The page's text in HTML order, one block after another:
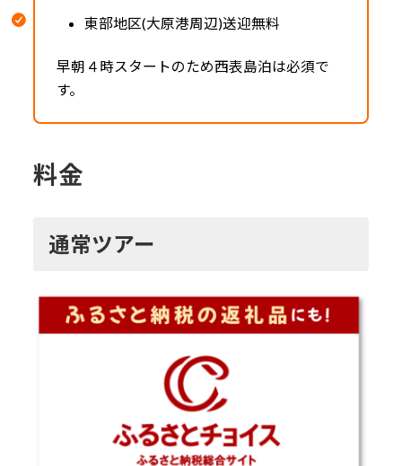
東部地区(大原港周辺)送迎無料
早朝４時スタートのため西表島泊は必須で
す。
料金
通常ツアー